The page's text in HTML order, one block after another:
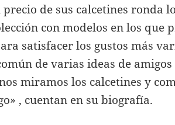
de sus calcetines ronda
con modelos en los que
satisfacer los gustos más
de varias ideas de
miramos los calcetines y
, cuentan en su biografía.